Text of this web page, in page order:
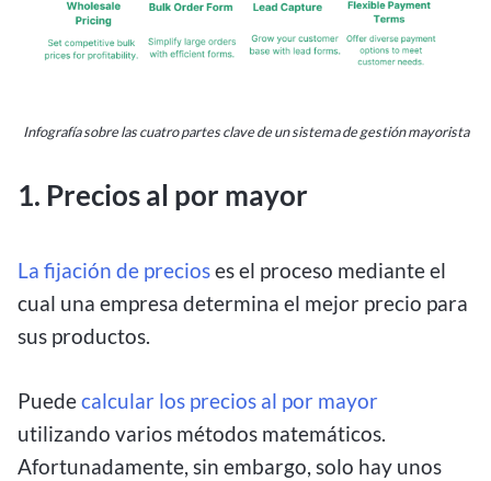
Infografía sobre las cuatro partes clave de un sistema de gestión mayorista
1. Precios al por mayor
La fijación de precioses el proceso mediante el
cual una empresa determina el mejor precio para
sus productos.
Puedecalcular los precios al por mayor
utilizando varios métodos matemáticos.
Afortunadamente, sin embargo, solo hay unos